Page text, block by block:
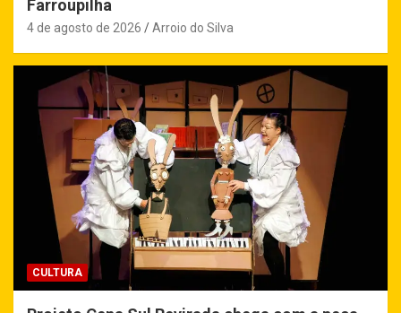
Farroupilha
4 de agosto de 2026 Arroio do Silva
CULTURA